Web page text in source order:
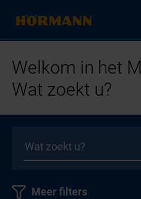
Welkom in het
Wat zoekt u?
Meer filters